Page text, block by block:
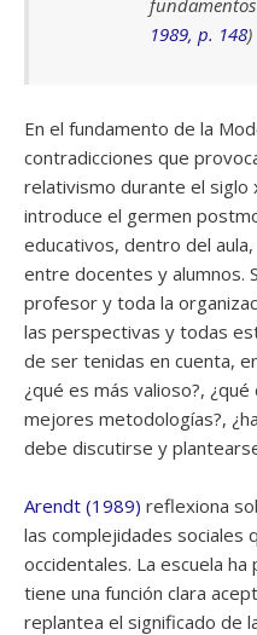
1989, p. 148)
En el fundamento de la
contradicciones que
relativismo durante el siglo
introduce el germen
educativos, dentro del
entre docentes y alumnos.
profesor y toda la
las perspectivas y todas
de ser tenidas en cuenta,
¿qué es más valioso?,
mejores metodologías?,
debe discutirse y
Arendt (1989) reflexiona
las complejidades sociales
occidentales. La escuela
tiene una función clara
replantea el significado de